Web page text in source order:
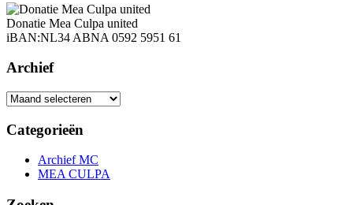
Donatie Mea Culpa united
iBAN:NL34 ABNA 0592 5951 61
Archief
Archief
Categorieën
Archief MC
MEA CULPA